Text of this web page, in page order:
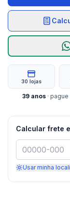
30 lojas
39 anos ·
Calcular frete
Usar minha